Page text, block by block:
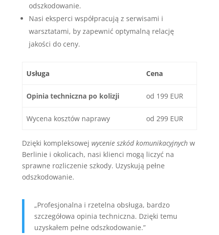
odszkodowanie.
Nasi eksperci współpracują z serwisami i
warsztatami, by zapewnić optymalną relację
jakości do ceny.
Usługa Cena
Opinia techniczna po kolizji od 199 EUR
Wycena kosztów naprawy od 299 EUR
Dzięki kompleksowej wycenie szkód komunikacyjnychw
Berlinie i okolicach, nasi klienci mogą liczyć na
sprawne rozliczenie szkody. Uzyskują pełne
odszkodowanie.
„Profesjonalna i rzetelna obsługa, bardzo
szczegółowa opinia techniczna. Dzięki temu
uzyskałem pełne odszkodowanie.”